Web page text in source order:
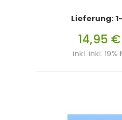
Lieferung:
14,95 €
inkl. inkl. 19%